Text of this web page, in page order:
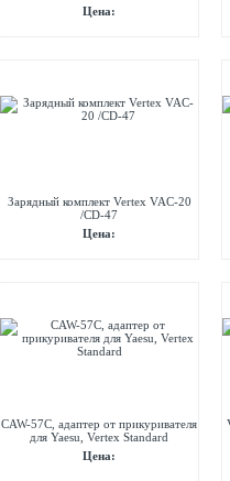
Цена:
Зарядный комплект Vertex VAC-20
/CD-47
Цена:
CAW-57C, адаптер от прикуривателя
для Yaesu, Vertex Standard
Цена: